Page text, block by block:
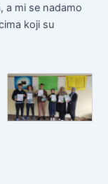
a mi se nadamo
koji su